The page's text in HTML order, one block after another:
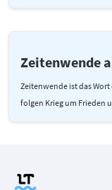
Zeitenwende
Zeitenwende ist das
folgen Krieg um Frieden